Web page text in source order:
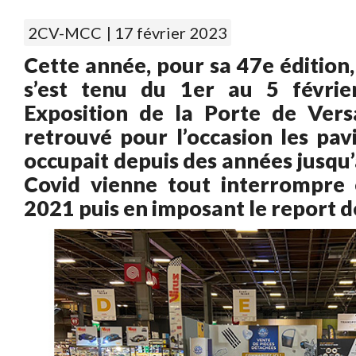
2CV-MCC | 17 février 2023
Cette année, pour sa 47e
s’est tenu du 1er au 5
Exposition de la Porte de
retrouvé pour l’occasion les
occupait depuis des années
Covid vienne tout interrompre
2021 puis en imposant le report